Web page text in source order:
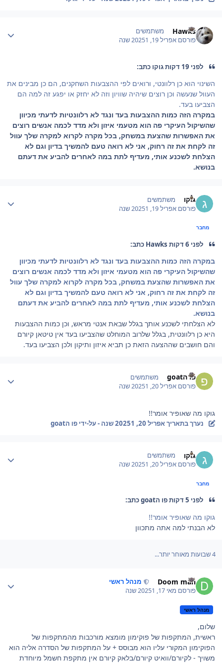
Hawks משתמשים
פורסםאפריל 19, 2025 1 שנה
לפני 19 דקות גוקו כתב:
השינוי הוא כן רלוונטי, ורואים לפי ההצבעות השחקנים, הם כן מבינים את
העוול שנעשה וכן רוצים שיהיה שוויון וזה לא יחזק או יפגע זה למה הם
הצביעו בעד.
במקרה הזה כמות ההצבעות בעד ונגד לא רלוונטיות לדעתי מכיוון
שהשיקול העיקרי פה הוא מטעמי איזון ולא מדד לכמה אנשים רוצים
את האפשרות שהצעת במשחק, בכל מקרה לקרוא למקרה שלך עוול
זה לקחת את זה רחוק, אני לא רואה טעם להמשיך בדיון וגם לא
הצלחת לשכנע אותי, מעדיף לתת במה לאחרים להביע את דעתם
בנושא.
גוקו משתמשים
פורסםאפריל 19, 2025 1 שנה
מחבר
לפני 6 דקות Hawks כתב:
במקרה הזה כמות ההצבעות בעד ונגד לא רלוונטיות לדעתי מכיוון
שהשיקול העיקרי פה הוא מטעמי איזון ולא מדד לכמה אנשים רוצים
את האפשרות שהצעת במשחק, בכל מקרה לקרוא למקרה שלך עוול
זה לקחת את זה רחוק, אני לא רואה טעם להמשיך בדיון וגם לא
הצלחת לשכנע אותי, מעדיף לתת במה לאחרים להביע את דעתם
בנושא.
לא הצלחתי לשכנע אותך בגלל שבאת אנטי מראש, וכן כמות ההצבעות
היא כן רלוונטית, בגלל שלרוב המוחלט שהצביעו בעד אין טיטאן קיורם
והם חושבים שההצעה הזאת כן תביא איזון ותיקון ולכן הצביעו בעד.
פו הgoat משתמשים
פורסםאפריל 20, 2025 1 שנה
גוקו מה שאופיר אומר!!
נערך בתאריךאפריל 20, 2025 1 שנה - על-ידי פו הgoat
גוקו משתמשים
פורסםאפריל 20, 2025 1 שנה
מחבר
לפני 5 דקות פו הgoat כתב:
גוקו מה שאופיר אומר!!
לא הבנתי למה אתה מתכוון
4 שבועות מאוחר יותר...
Doom man מנהל ראשי
פורסם מאי 17, 2025 1 שנה
מנהל ראשי
שלום,
ראשית, המתקפות של פוקימון מומצא מורכבות מהמתקפות של
הפוקימון המקורי עליו הוא מבוסס + על המתקפות של הסדרה אליה הוא
משויך - לקיורם/וואיט קיורם/בלאק קיורם אין מתקפת חשמל מיוחדת